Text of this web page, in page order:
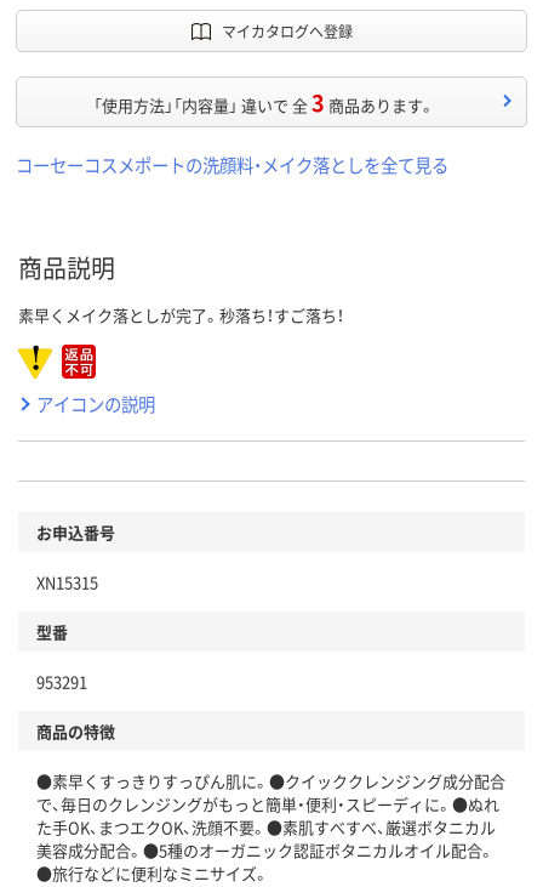
マイカタログへ登録
「使用方法」「内容量」 違いで 全3 商品あります。
コーセーコスメポートの洗顔料・メイク落としを全て見る
商品説明
素早くメイク落としが完了。秒落ち！すご落ち！
アイコンの説明
お申込番号
XN15315
型番
953291
商品の特徴
●素早くすっきりすっぴん肌に。●クイッククレンジング成分配合
で、毎日のクレンジングがもっと簡単・便利・スピーディに。●ぬれ
た手OK、まつエクOK、洗顔不要。●素肌すべすべ、厳選ボタニカル
美容成分配合。●5種のオーガニック認証ボタニカルオイル配合。
●旅行などに便利なミニサイズ。